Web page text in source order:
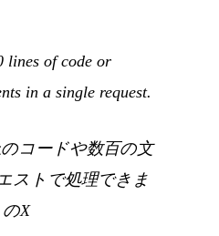
lines of code or
in a single request.
のコードや数百の文
ストで処理できま
のX